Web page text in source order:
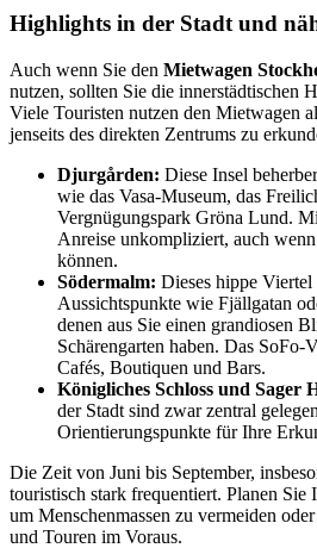
Highlights in der Stadt und
Auch wenn Sie den Mietwagen
nutzen, sollten Sie die innerstädtischen
Viele Touristen nutzen den Mietwagen
jenseits des direkten Zentrums zu
Djurgården: Diese Insel
wie das Vasa-Museum, das
Vergnügungspark Gröna Lund.
Anreise unkompliziert, auch
können.
Södermalm: Dieses hippe Viertel
Aussichtspunkte wie Fjällgatan
denen aus Sie einen grandiosen
Schärengarten haben. Das SoFo-
Cafés, Boutiquen und Bars.
Königliches Schloss und Sager
der Stadt sind zwar zentral
Orientierungspunkte für Ihre
Die Zeit von Juni bis September,
touristisch stark frequentiert. Planen Sie
um Menschenmassen zu vermeiden
und Touren im Voraus.